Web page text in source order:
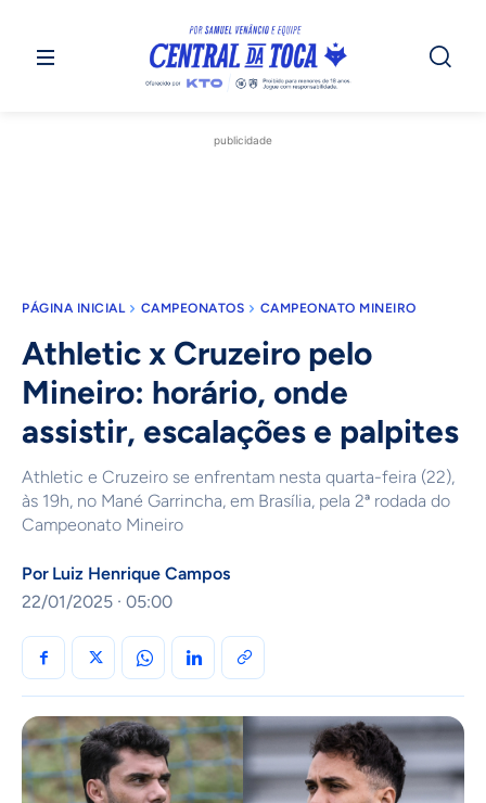
publicidade
PÁGINA INICIAL CAMPEONATOS CAMPEONATO MINEIRO
Athletic x Cruzeiro pelo
Mineiro: horário, onde
assistir, escalações e palpites
Athletic e Cruzeiro se enfrentam nesta quarta-feira (22),
às 19h, no Mané Garrincha, em Brasília, pela 2ª rodada do
Campeonato Mineiro
Por Luiz Henrique Campos
22/01/2025 · 05:00